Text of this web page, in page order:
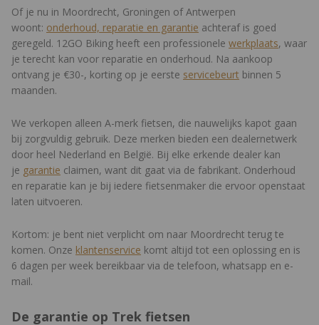
fiets geen voorderailleur nodig heeft.
De FX Sport AL 3 is uitgerust met 42 mm brede gravelbanden
die voldoende grip bieden op gravelstroken en offroad
bospaden, maar ook snel rollen op asfalt. Zo is deze fiets
perfect voor sportieve ritten op uiteenlopende terreinen én het
sportieve zithouding tijdens je conditietrainingen eenvoudig
tempo maken, terwijl je ook in het dagelijks verkeer soepel en
snel rijdt.
Enthousiast geworden over de Trek FX Sport AL 3 en benieuwd
naar andere uitvoeringen? Bekijk dan alle
Of je nu in Moordrecht, Groningen of Antwerpen
woont: onderhoud, reparatie en garantie achteraf is goed
geregeld. 12GO Biking heeft een professionele werkplaats, waar
je terecht kan voor reparatie en onderhoud. Na aankoop
ontvang je €30-, korting op je eerste servicebeurt binnen 5
maanden.
We verkopen alleen A-merk fietsen, die nauwelijks kapot gaan
bij zorgvuldig gebruik. Deze merken bieden een dealernetwerk
door heel Nederland en België. Bij elke erkende dealer kan
je garantie claimen, want dit gaat via de fabrikant. Onderhoud
en reparatie kan je bij iedere fietsenmaker die ervoor openstaat
laten uitvoeren.
Kortom: je bent niet verplicht om naar Moordrecht terug te
komen. Onze klantenservice komt altijd tot een oplossing en is
6 dagen per week bereikbaar via de telefoon, whatsapp en e-
mail.
De garantie op Trek fietsen